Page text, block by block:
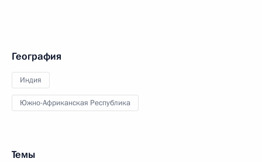
География
Индия
Южно-Африканская Республика
Темы